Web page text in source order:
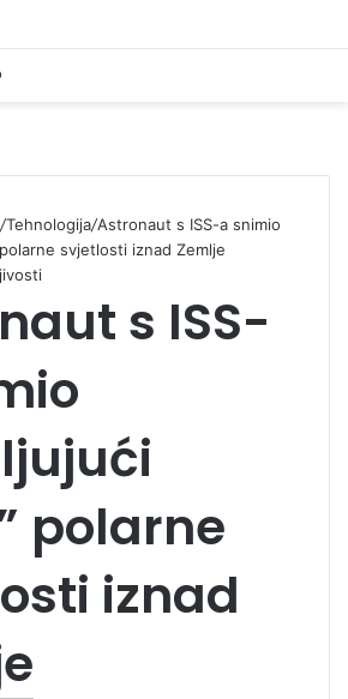
/Tehnologija/Astronaut s ISS-a snimio
svjetlosti iznad Zemlje
s ISS-
polarne
iznad